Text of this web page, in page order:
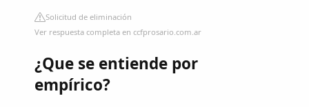
Solicitud de eliminación
Ver respuesta completa en ccfprosario.com.ar
¿Que se entiende por
empírico?